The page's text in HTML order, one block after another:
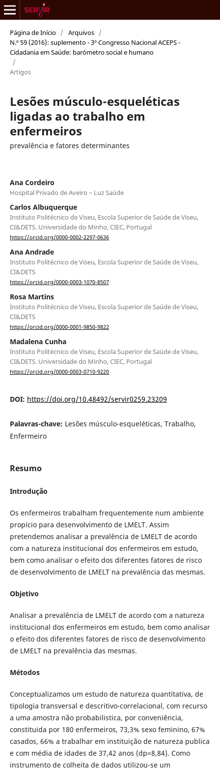
Página de Início / Arquivos /
N.º 59 (2016): suplemento - 3º Congresso Nacional ACEPS -
Cidadania em Saúde: barómetro social e humano
/
Artigos
Lesões músculo-esqueléticas
ligadas ao trabalho em
enfermeiros
prevalência e fatores determinantes
Ana Cordeiro
Hospital Privado de Aveiro – Luz Saúde
Carlos Albuquerque
Instituto Politécnico de Viseu, Escola Superior de Saúde de Viseu,
CI&DETS. Universidade do Minho, CIEC, Portugal
https://orcid.org/0000-0002-2297-0636
Ana Andrade
Instituto Politécnico de Viseu, Escola Superior de Saúde de Viseu,
CI&DETS
https://orcid.org/0000-0003-1070-8507
Rosa Martins
Instituto Politécnico de Viseu, Escola Superior de Saúde de Viseu,
CI&DETS
https://orcid.org/0000-0001-9850-9822
Madalena Cunha
Instituto Politécnico de Viseu, Escola Superior de Saúde de Viseu,
CI&DETS. Universidade do Minho, CIEC, Portugal
https://orcid.org/0000-0003-0710-9220
DOI: https://doi.org/10.48492/servir0259.23209
Palavras-chave: Lesões músculo-esqueléticas, Trabalho,
Enfermeiro
Resumo
Introdução
Os enfermeiros trabalham frequentemente num ambiente
propício para desenvolvimento de LMELT. Assim
pretendemos analisar a prevalência de LMELT de acordo
com a natureza institucional dos enfermeiros em estudo,
bem como analisar o efeito dos diferentes fatores de risco
de desenvolvimento de LMELT na prevalência das mesmas.
Objetivo
Analisar a prevalência de LMELT de acordo com a natureza
institucional dos enfermeiros em estudo, bem como analisar
o efeito dos diferentes fatores de risco de desenvolvimento
de LMELT na prevalência das mesmas.
Métodos
Conceptualizamos um estudo de natureza quantitativa, de
tipologia transversal e descritivo-correlacional, com recurso
a uma amostra não probabilistica, por conveniência,
constituida por 180 enfermeiros, 73,3% sexo feminino, 67%
casados, 66% a trabalhar em instituição de natureza publica
e com média de idades de 37,42 anos (dp=8,84). Como
instrumento de colheita de dados utilizou-se um